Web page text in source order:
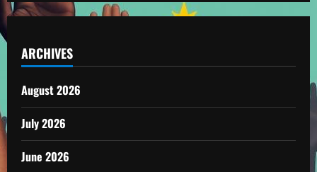
ARCHIVES
August 2026
July 2026
June 2026